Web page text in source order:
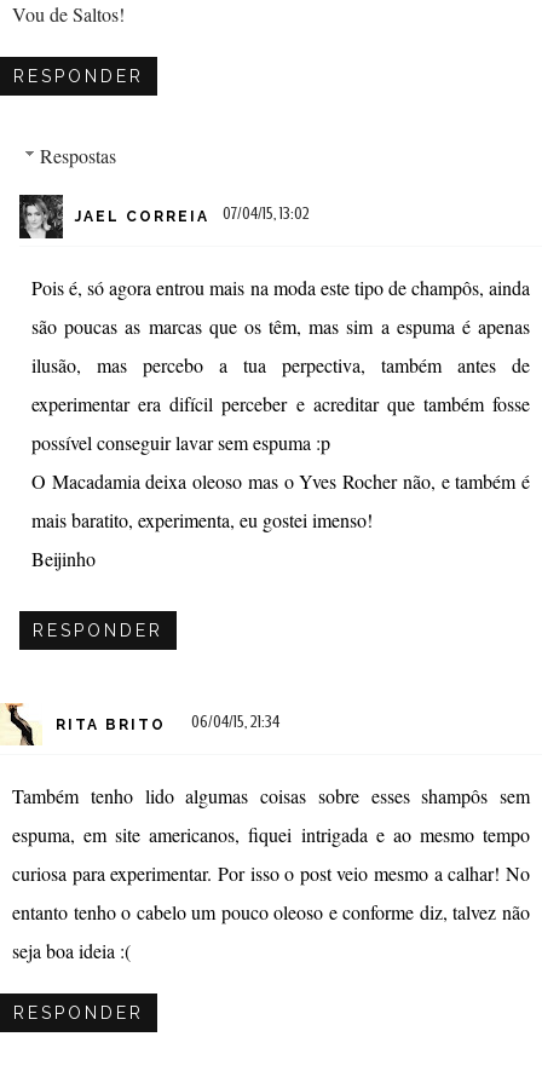
Vou de Saltos!
RESPONDER
Respostas
JAEL CORREIA 07/04/15, 13:02
Pois é, só agora entrou mais na moda este tipo de champôs, ainda
são poucas as marcas que os têm, mas sim a espuma é apenas
ilusão, mas percebo a tua perpectiva, também antes de
experimentar era difícil perceber e acreditar que também fosse
possível conseguir lavar sem espuma :p
O Macadamia deixa oleoso mas o Yves Rocher não, e também é
mais baratito, experimenta, eu gostei imenso!
Beijinho
RESPONDER
RITA BRITO 06/04/15, 21:34
Também tenho lido algumas coisas sobre esses shampôs sem
espuma, em site americanos, fiquei intrigada e ao mesmo tempo
curiosa para experimentar. Por isso o post veio mesmo a calhar! No
entanto tenho o cabelo um pouco oleoso e conforme diz, talvez não
seja boa ideia :(
RESPONDER